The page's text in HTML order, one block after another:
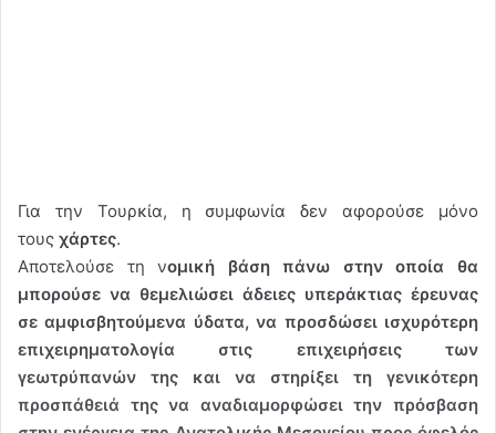
Για την Τουρκία, η συμφωνία δεν αφορούσε μόνο
τους χάρτες.
Αποτελούσε τη νομική βάση πάνω στην οποία θα
μπορούσε να θεμελιώσει άδειες υπεράκτιας έρευνας
σε αμφισβητούμενα ύδατα, να προσδώσει ισχυρότερη
επιχειρηματολογία στις επιχειρήσεις των
γεωτρύπανών της και να στηρίξει τη γενικότερη
προσπάθειά της να αναδιαμορφώσει την πρόσβαση